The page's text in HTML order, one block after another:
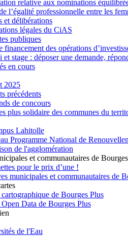
relative aux nominations
l’égalité professionnelle entre les
et délibérations
légales du CiAS
publiques
financement des opérations
et stage : déposer une demande,
en cours
2025
précédents
de concours
plus solidaire des communes du
Lahitolle
Programme National de
de l'agglomération
et communautaires de Bourges
pour le prix d’une !
municipales et communautaires de
de Bourges Plus
Data de Bourges Plus
de l'Eau